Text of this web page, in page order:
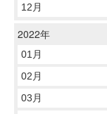
12月
2022年
01月
02月
03月